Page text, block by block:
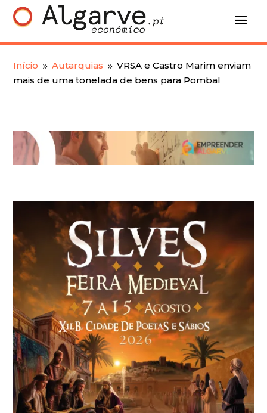
Início 9 Autarquias 9 VRSA e Castro Marim enviam
mais de uma tonelada de bens para Pombal